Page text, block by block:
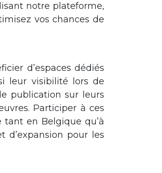
notre plateforme,
vos chances de
d’espaces dédiés
leur visibilité lors de
publication sur leurs
Participer à ces
en Belgique qu’à
d’expansion pour les